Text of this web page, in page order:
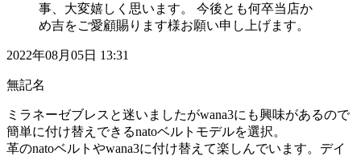
事、大変嬉しく思います。 今後とも何卒当店か
め吉をご愛顧賜ります様お願い申し上げます。
2022年08月05日 13:31
無記名
ミラネーゼブレスと迷いましたがwana3にも興味があるので
簡単に付け替えできるnatoベルトモデルを選択。
革のnatoベルトやwana3に付け替えて楽しんでいます。デイ